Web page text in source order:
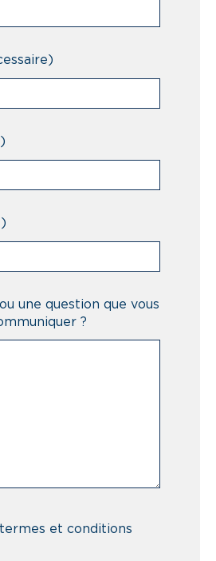
une question que vous
?
et conditions